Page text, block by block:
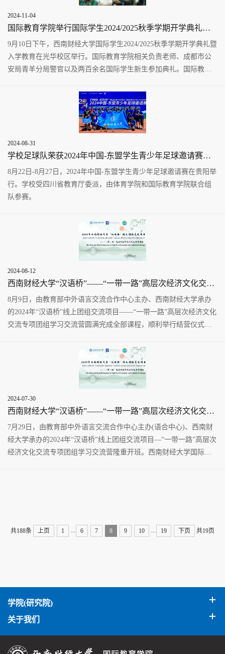
2024-11-04
国际教育学院举行国际学生2024/2025秋季学期开学典礼暨入学教育
9月10日下午，西南财经大学国际学生2024/2025秋季学期开学典礼暨
入学教育在光华校区举行。国际教育学院相关负责老师、成都市公
安局青羊分局警官以及两百余名国际学生新生参加典礼。国际教育
2024-08-31
学校足球队荣获2024年中国-东盟学生青少年足球邀请赛冠军
8月22日-8月27日，2024年中国-东盟学生青少年足球邀请赛在贵阳举
行。学校受四川省教育厅委派，由体育学院和国际教育学院联合组
队参赛。
2024-08-12
西南财经大学“汉语桥”——“一带一路”高层次经济文化交流专项团组项目顺利结营
8月9日，由教育部中外语言交流合作中心主办、西南财经大学承办
的2024年“汉语桥”线上团组交流项目——“一带一路”高层次经济文化
交流专项团组学习交流营圆满完成全部课程，顺利举行结营仪式。
2024-07-30
西南财经大学“汉语桥”——“一带一路”高层次经济文化交流专项团组学习交流营顺利开幕
7月29日，由教育部中外语言交流合作中心主办(语合中心)、西南财
经大学承办的2024年“汉语桥”线上团组交流项目—“一带一路”高层次
经济文化交流专项团组学习交流营隆重开班。西南财经大学国际教
共188条 上页 1 6 7 8 9 10 19 下页 共19页
学院(研究院)
关于我们